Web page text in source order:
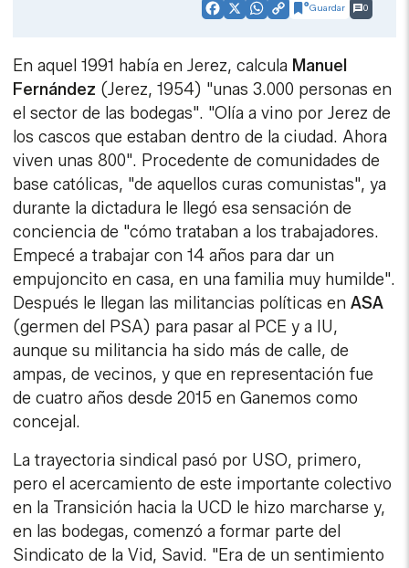
Facebook
X WhatsApp
CopyGuardar 0
En aquel 1991 había en Jerez, calcula Manuel
Fernández (Jerez, 1954) "unas 3.000 personas en
el sector de las bodegas". "Olía a vino por Jerez de
los cascos que estaban dentro de la ciudad. Ahora
viven unas 800". Procedente de comunidades de
base católicas, "de aquellos curas comunistas", ya
durante la dictadura le llegó esa sensación de
conciencia de "cómo trataban a los trabajadores.
Empecé a trabajar con 14 años para dar un
empujoncito en casa, en una familia muy humilde".
Después le llegan las militancias políticas enASA
(germen del PSA) para pasar al PCE y a IU,
aunque su militancia ha sido más de calle, de
ampas, de vecinos, y que en representación fue
de cuatro años desde 2015 en Ganemos como
concejal.
La trayectoria sindical pasó por USO, primero,
pero el acercamiento de este importante colectivo
en la Transición hacia la UCD le hizo marcharse y,
en las bodegas, comenzó a formar parte del
Sindicato de la Vid, Savid. "Era de un sentimiento